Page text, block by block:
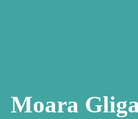
Moara